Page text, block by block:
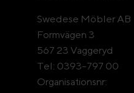
Swedese Möbler AB
Formvägen 3
567 23 Vaggeryd
Tel: 0393-797 00
Organisationsnr: